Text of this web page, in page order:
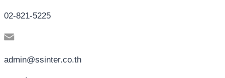
02-821-5225
admin@ssinter.co.th